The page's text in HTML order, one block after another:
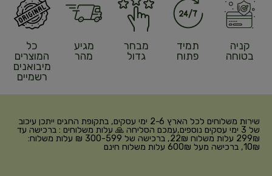
קניה
בטוחה
תמיד
פתוח
מבחר
גדול
מגיע
מהר
כל
המוצרים
מיבואנים
רשמיים
שירות משלוחים לכל הארץ 2-6 ימי עסקים, בתקופת החגים ייתכן עיכוב
של 3 ימי עסקים נוספים,עמכם הסליחה 🙏 עלות משלוחים : ברכישה עד
299₪ עלות משלוח 22₪, ברכישה של 300-599 ₪ עלות משלוח:
10₪, ברכישה מעל 600₪ עלות משלוח חינם